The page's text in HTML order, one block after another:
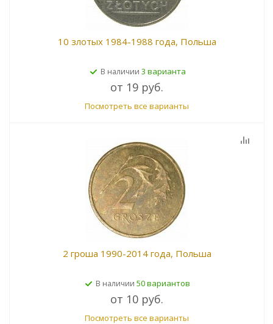
10 злотых 1984-1988 года, Польша
В наличии 3 варианта
от 19 руб.
Посмотреть все варианты
2 гроша 1990-2014 года, Польша
В наличии 50 вариантов
от 10 руб.
Посмотреть все варианты